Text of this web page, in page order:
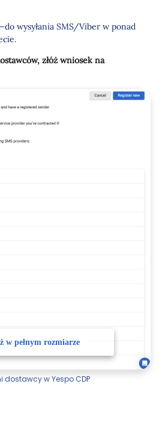
wysyłania SMS/Viber w ponad
złóż wniosek na
dostawcy w Yespo CDP